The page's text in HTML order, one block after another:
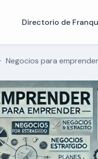
Directorio de
Negocios para